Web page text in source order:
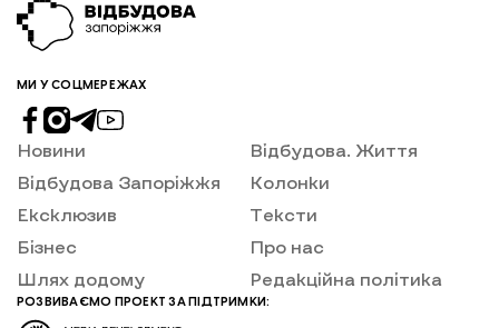
МИ У СОЦМЕРЕЖАХ
Новини
Відбудова Запоріжжя
Ексклюзив
Бізнес
Шлях додому
Відбудова. Життя
Колонки
Тексти
Про нас
Редакційна політика
РОЗВИВАЄМО ПРОЕКТ ЗА ПІДТРИМКИ: